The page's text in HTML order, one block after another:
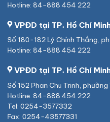
Hotline: 84-888 454 222
VPĐD tại TP. Hồ Chí
Số 180-182 Lý Chính Thắng,
Hotline: 84-888 454 222
VPĐD tại TP. Hồ Chí
Số 152 Phan Chu Trinh, phường
Hotline: 84-888 454 222
Tel: 0254-3577332
Fax: 0254-43577331